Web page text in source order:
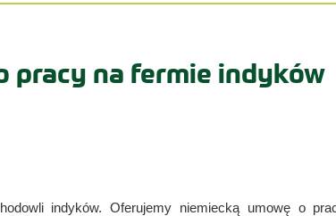
pracy na fermie indyków
indyków. Oferujemy niemiecką umowę o